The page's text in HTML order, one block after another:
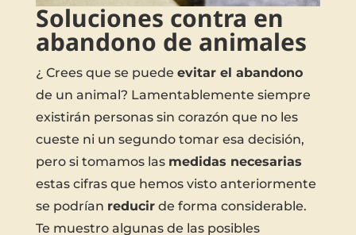
Soluciones contra en
abandono de animales
¿ Crees que se puede evitar el abandono
de un animal? Lamentablemente siempre
existirán personas sin corazón que no les
cueste ni un segundo tomar esa decisión,
pero si tomamos las medidas necesarias
estas cifras que hemos visto anteriormente
se podrían reducirde forma considerable.
Te muestro algunas de las posibles